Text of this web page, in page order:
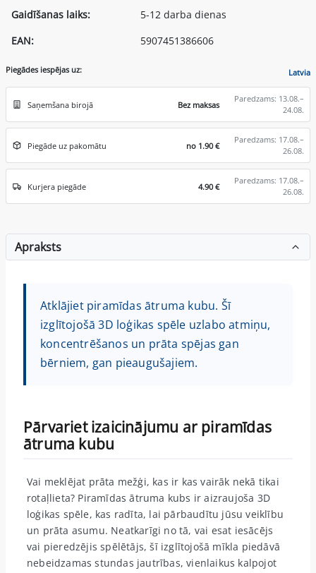
Gaidīšanas laiks:
5-12 darba dienas
EAN:
5907451386606
Piegādes iespējas uz: Latvia
Saņemšana birojā Bez maksas
Paredzams: 13.08.–
24.08.
Piegāde uz pakomātu no 1.90 €
Paredzams: 17.08.–
26.08.
Kurjera piegāde 4.90 €
Paredzams: 17.08.–
26.08.
Apraksts
Atklājiet piramīdas ātruma kubu. Šī
izglītojošā 3D loģikas spēle uzlabo atmiņu,
koncentrēšanos un prāta spējas gan
bērniem, gan pieaugušajiem.
Pārvariet izaicinājumu ar piramīdas
ātruma kubu
Vai meklējat prāta mežģi, kas ir kas vairāk nekā tikai
rotaļlieta? Piramīdas ātruma kubs ir aizraujoša 3D
loģikas spēle, kas radīta, lai pārbaudītu jūsu veiklību
un prāta asumu. Neatkarīgi no tā, vai esat iesācējs
vai pieredzējis spēlētājs, šī izglītojošā mīkla piedāvā
nebeidzamas stundas jautrības, vienlaikus kalpojot